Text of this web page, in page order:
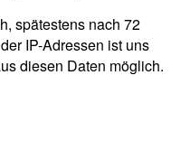
spätestens nach 72
IP-Adressen ist uns
diesen Daten möglich.